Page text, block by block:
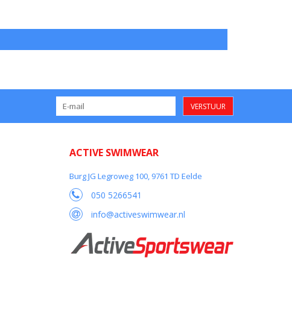
VERSTUUR
ACTIVE SWIMWEAR
Burg JG Legroweg 100, 9761 TD Eelde
050 5266541
info@activeswimwear.nl